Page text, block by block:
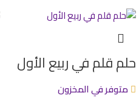
حلم قلم في ربيع الأول
متوفر في المخزون